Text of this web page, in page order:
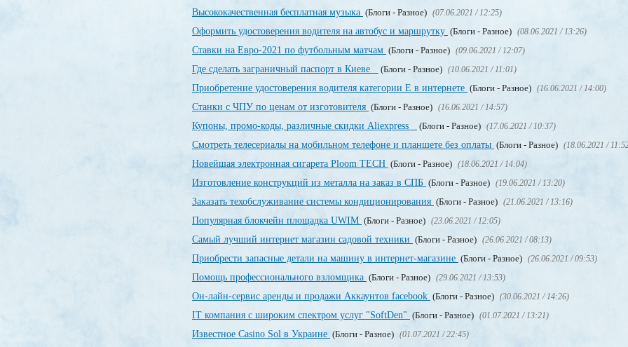
Высококачественная бесплатная музыка (Блоги - Разное) (07.06.2021 / 12:25)
Оформить удостоверения водителя на автобус и маршрутку (Блоги - Разное) (08.06.2021 / 13:26)
Ставки на Евро-2021 по футбольным матчам (Блоги - Разное) (09.06.2021 / 12:07)
Где сделать заграничный паспорт в Киеве (Блоги - Разное) (10.06.2021 / 11:01)
Приобретение удостоверения водителя категории Е в интернете (Блоги - Разное) (16.06.2021 / 14:00)
Станки с ЧПУ по ценам от изготовителя (Блоги - Разное) (16.06.2021 / 14:57)
Купоны, промо-коды, различные скидки Aliexpress (Блоги - Разное) (17.06.2021 / 10:37)
Смотреть телесериалы на мобильном телефоне и планшете без оплаты (Блоги - Разное) (18.06.2021 /
Новейшая электронная сигарета Ploom TECH (Блоги - Разное) (18.06.2021 / 14:04)
Изготовление конструкций из металла на заказ в СПБ (Блоги - Разное) (19.06.2021 / 13:20)
Заказать техобслуживание системы кондиционирования (Блоги - Разное) (21.06.2021 / 13:16)
Популярная блокчейн площадка UWIM (Блоги - Разное) (23.06.2021 / 12:05)
Самый лучший интернет магазин садовой техники (Блоги - Разное) (26.06.2021 / 08:13)
Приобрести запасные детали на машину в интернет-магазине (Блоги - Разное) (26.06.2021 / 09:53)
Помощь профессионального взломщика (Блоги - Разное) (29.06.2021 / 13:53)
Он-лайн-сервис аренды и продажи Аккаунтов facebook (Блоги - Разное) (30.06.2021 / 14:26)
IT компания с широким спектром услуг "SoftDen" (Блоги - Разное) (01.07.2021 / 13:21)
Известное Casino Sol в Украине (Блоги - Разное) (01.07.2021 / 22:45)